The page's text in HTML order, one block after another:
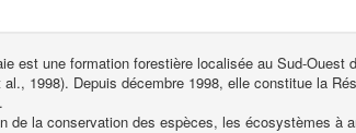
est une formation forestière localisée au Sud-
al., 1998). Depuis décembre 1998, elle constitue la
de la conservation des espèces, les écosystèmes à